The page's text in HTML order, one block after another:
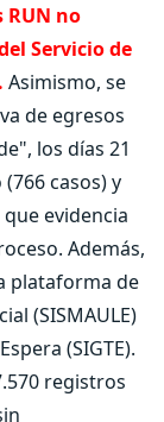
RUN no
Servicio de
Asimismo, se
de egresos
los días 21
casos) y
evidencia
Además,
plataforma de
(SISMAULE)
(SIGTE).
registros